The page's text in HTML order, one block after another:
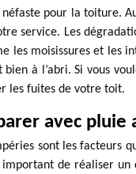
néfaste pour la toiture.
service. Les
les moisissures et les
bien à l’abri. Si vous
les fuites de votre toit.
avec pluie
sont les facteurs
de réaliser un